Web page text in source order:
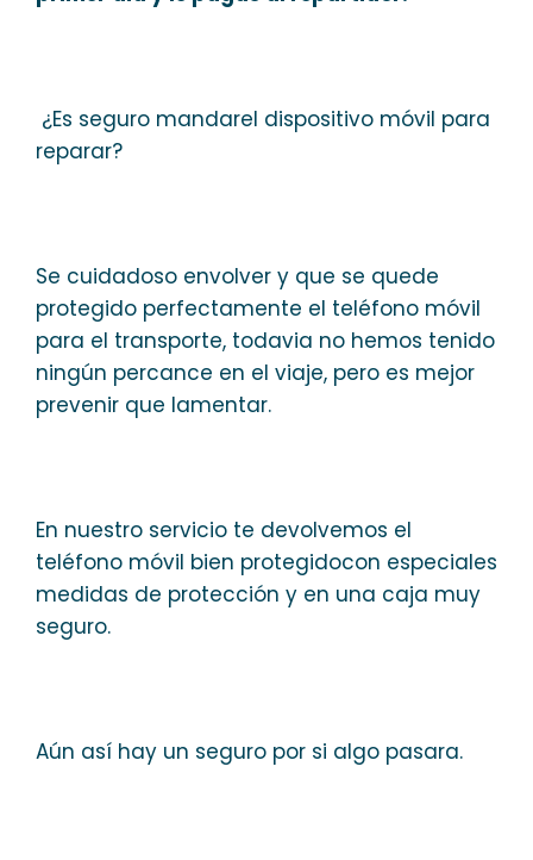
¿Es seguro mandarel dispositivo móvil para
reparar?
Se cuidadoso envolver y que se quede
protegido perfectamente el teléfono móvil
para el transporte, todavia no hemos tenido
ningún percance en el viaje, pero es mejor
prevenir que lamentar.
En nuestro servicio te devolvemos el
teléfono móvil bien protegidocon especiales
medidas de protección y en una caja muy
seguro.
Aún así hay un seguro por si algo pasara.